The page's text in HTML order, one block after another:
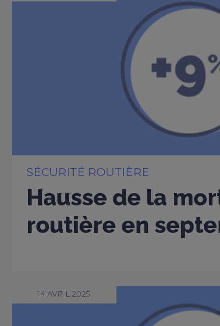
SÉCURITÉ ROUTIÈRE
Hausse de la
routière en
14 AVRIL 2025